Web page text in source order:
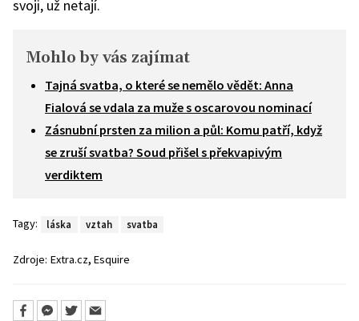
svoji, už netají.
Mohlo by vás zajímat
Tajná svatba, o které se nemělo vědět: Anna
Fialová se vdala za muže s oscarovou nominací
Zásnubní prsten za milion a půl: Komu patří, když
se zruší svatba? Soud přišel s překvapivým
verdiktem
Tagy: láska vztah svatba
Zdroje: Extra.cz, Esquire